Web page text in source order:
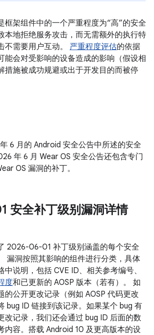
框架组件中的一个严重程度为“高”的安全
本地拒绝服务攻击，而无需额外的执行特
不需要用户互动。 严重程度评估的依据
能会对受影响的设备造成的影响（假设相
措施被成功规避或出于开发目的而被停
6 月的 Android 安全公告中所述的安全
年 6 月 Wear OS 安全公告还包含专门
OS 漏洞的补丁。
安全补丁级别漏洞详情
2026-06-01 补丁级别涵盖的每个安全
漏洞按照其影响的组件进行分类，具体
中说明，包括 CVE ID、相关参考编号、
度和已更新的 AOSP 版本（若有）。 如
的公开更改记录（例如 AOSP 代码更改
bug ID 链接到该记录。如果某个 bug 有
改记录，我们还会通过 bug ID 后面的数
内容。搭载 Android 10 及更高版本的设